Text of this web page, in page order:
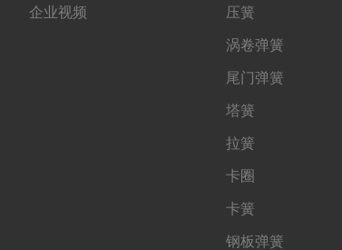
企业视频 压簧
涡卷弹簧
尾门弹簧
塔簧
拉簧
卡圈
卡簧
钢板弹簧